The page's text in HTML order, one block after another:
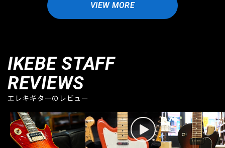
VIEW MORE
IKEBE STAFF
REVIEWS
エレキギターのレビュー